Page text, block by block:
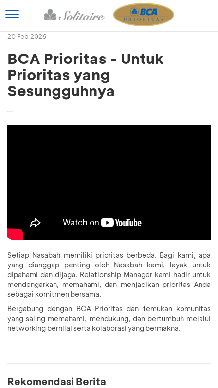
20 Feb 2026
BCA Prioritas - Untuk
Prioritas yang
Sesungguhnya
...
Setiap Nasabah memiliki prioritas berbeda. Bagi kami, apa
yang dianggap penting oleh Nasabah kami, layak untuk
dipahami dan dijaga. Relationship Manager kami hadir untuk
mendengarkan, memahami, dan menjadikan prioritas Anda
sebagai komitmen bersama.
Bergabung dengan BCA Prioritas dan temukan komunitas
yang saling memahami, mendukung, dan bertumbuh melalui
networking bernilai serta kolaborasi yang bermakna.
Rekomendasi Berita